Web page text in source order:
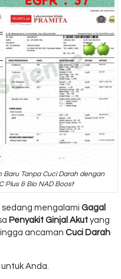
Baru Tanpa Cuci Darah dengan
Plus & Bio NAD Boost
mengalami Gagal
Penyakit Ginjal Akut yang
ancaman Cuci Darah
untuk Anda.